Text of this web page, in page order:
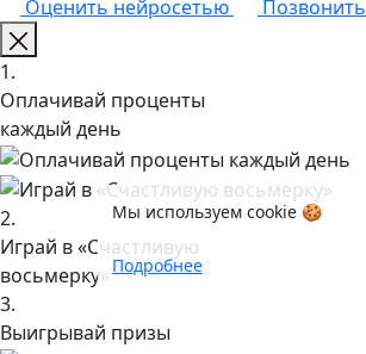
Оценить нейросетью
Позвонить
Мы используем cookie 🍪
Подробнее
1.
Оплачивай проценты
каждый день
2.
Играй в «Счастливую
восьмерку»
3.
Выигрывай призы